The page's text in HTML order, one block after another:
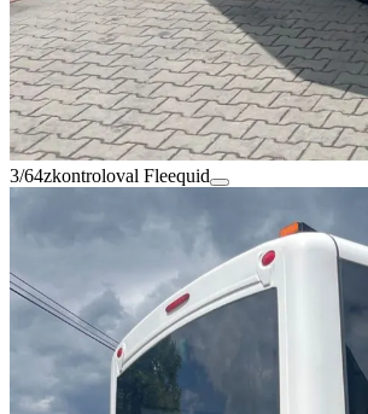
3/64zkontroloval Fleequid